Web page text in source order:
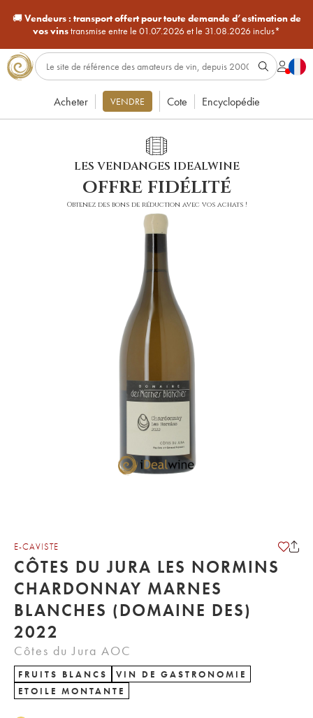
🚚Vendeurs : transport offert pour toute demande d’estimation de
vos vinstransmise entre le 01.07.2026 et le 31.08.2026 inclus*
Acheter VENDRE Cote Encyclopédie
LES VENDANGES IDEALWINE
offre fidélité
Obtenez des bons de réduction avec vos achats !
E-CAVISTE
CÔTES DU JURA LES NORMINS
CHARDONNAY MARNES
BLANCHES (DOMAINE DES)
2022
Côtes du Jura AOC
FRUITS BLANCS
VIN DE GASTRONOMIE
ETOILE MONTANTE